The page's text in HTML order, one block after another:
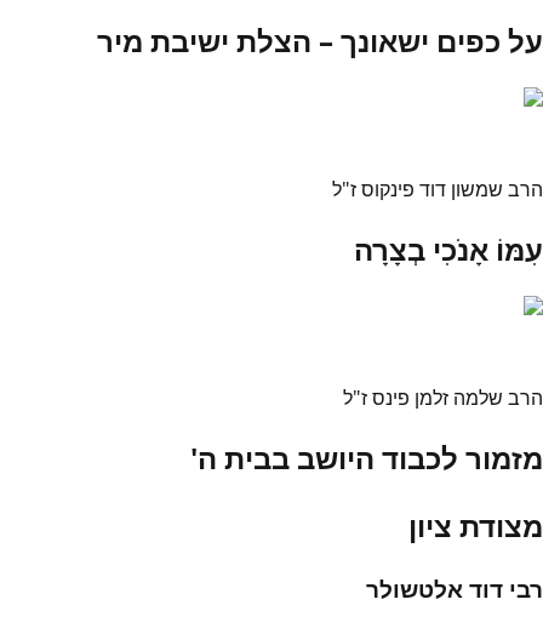
על כפים ישאונך – הצלת ישיבת מיר
הרב שמשון דוד פינקוס ז"ל
עִמּוֹ אָנֹכִי בְצָרָה
הרב שלמה זלמן פינס ז"ל
מזמור לכבוד היושב בבית ה'
מצודת ציון
רבי דוד אלטשולר